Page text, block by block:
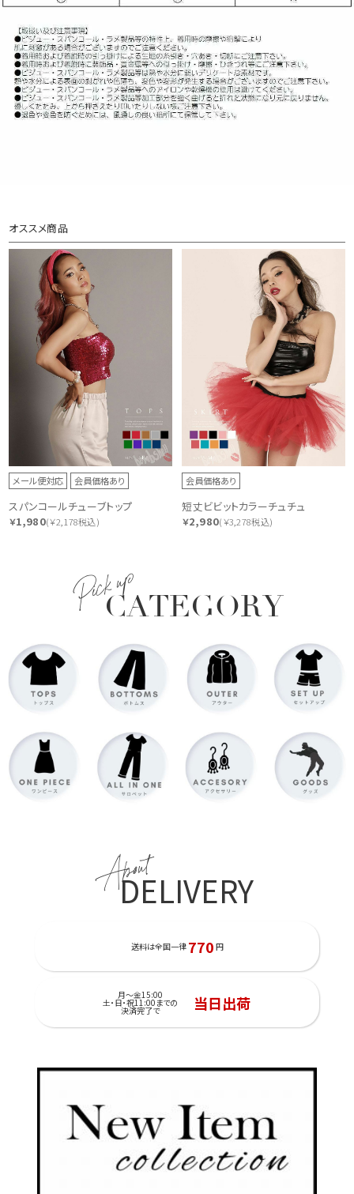
オススメ商品
メール便対応 会員価格あり
スパンコールチューブトップ
￥1,980(￥2,178税込)
会員価格あり
短丈ビビットカラーチュチュ
￥2,980(￥3,278税込)
Pick upCATEGORY
About
DELIVERY
送料は全国一律 770 円
月～金15:00
土・日・祝11:00までの
決済完了で 当日出荷